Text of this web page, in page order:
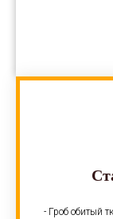
- Гроб обитый